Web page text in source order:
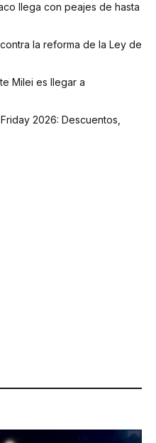
llega con peajes de hasta
la reforma de la Ley de
Milei es llegar a
2026: Descuentos,